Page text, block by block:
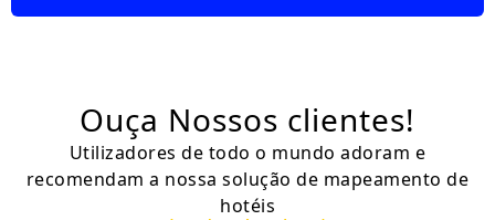
Ouça Nossos clientes!
Utilizadores de todo o mundo adoram e
recomendam a nossa solução de mapeamento de
hotéis